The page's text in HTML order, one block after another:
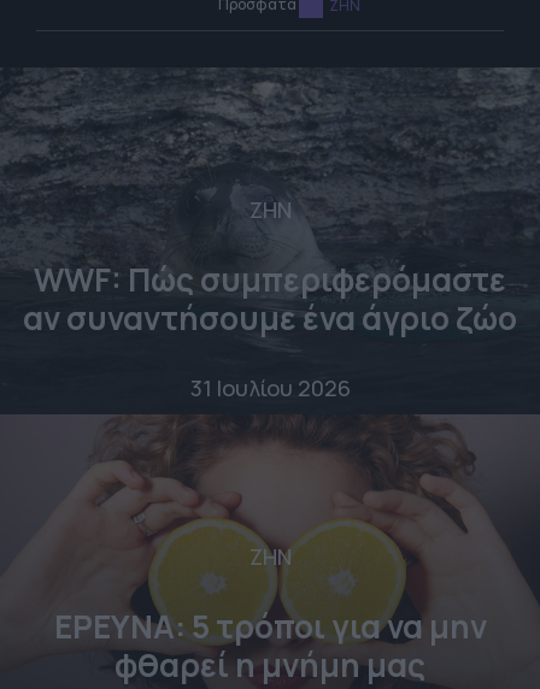
Πρόσφατα ΖΗΝ
ΖΗΝ
WWF: Πώς συμπεριφερόμαστε
αν συναντήσουμε ένα άγριο ζώο
31 Ιουλίου 2026
ΖΗΝ
ΕΡΕΥΝΑ: 5 τρόποι για να μην
φθαρεί η μνήμη μας